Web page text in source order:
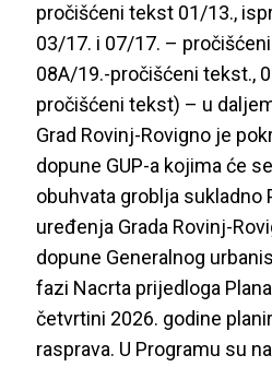
pročišćeni tekst 01/13.,
03/17. i 07/17. –
08A/19.-pročišćeni tekst.,
pročišćeni tekst) – u
Grad Rovinj-Rovigno je
dopune GUP-a kojima će
obuhvata groblja sukladno
uređenja Grada Rovinj-
dopune Generalnog
fazi Nacrta prijedloga
četvrtini 2026. godine
rasprava. U Programu su